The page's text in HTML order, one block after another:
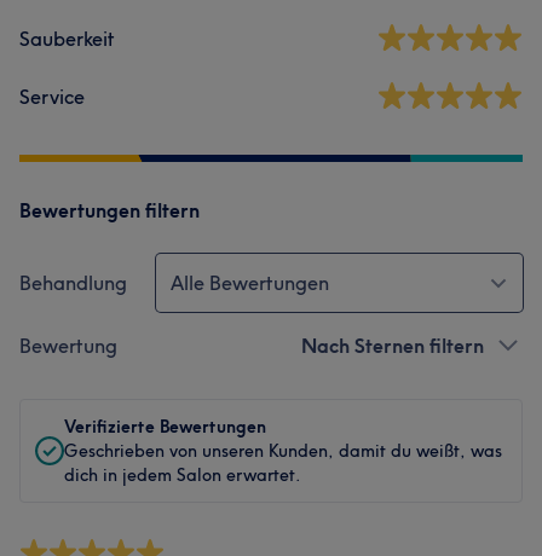
Sauberkeit
Service
Bewertungen filtern
Behandlung Alle Bewertungen
Bewertung Nach Sternen filtern
Verifizierte Bewertungen
Geschrieben von unseren Kunden, damit du weißt, was
dich in jedem Salon erwartet.